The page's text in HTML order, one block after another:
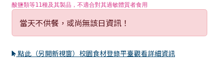
酸鹽類等11種及其製品，不適合對其過敏體質者食用
當天不供餐，或尚無該日資訊！
點此（另開新視窗）校園食材登錄平臺觀看詳細資訊